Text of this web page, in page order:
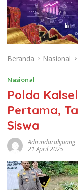
Beranda Nasional
Nasional
Polda
Pertama,
Siswa
Admindarahjuang
21 April 2025